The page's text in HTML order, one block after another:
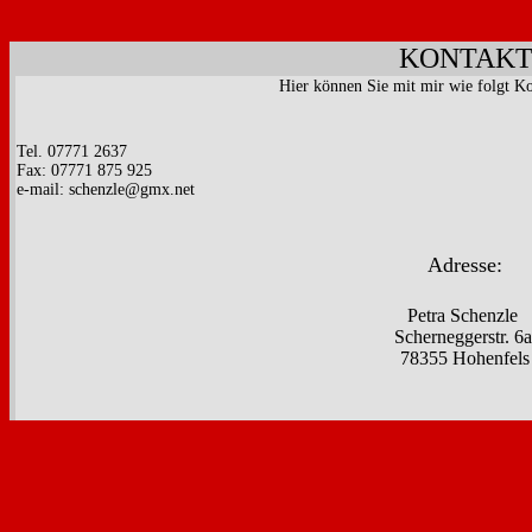
KONTAKT
Hier können Sie mit mir wie folgt
Tel. 07771 2637
Fax: 07771 875 925
e-mail: schenzle@gmx.net
Adresse:
Petra Schenzle
Scherneggerstr. 6a
78355 Hohenfels